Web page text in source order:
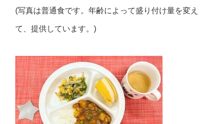
(写真は普通食です。年齢によって盛り付け量を変え
て、提供しています。)